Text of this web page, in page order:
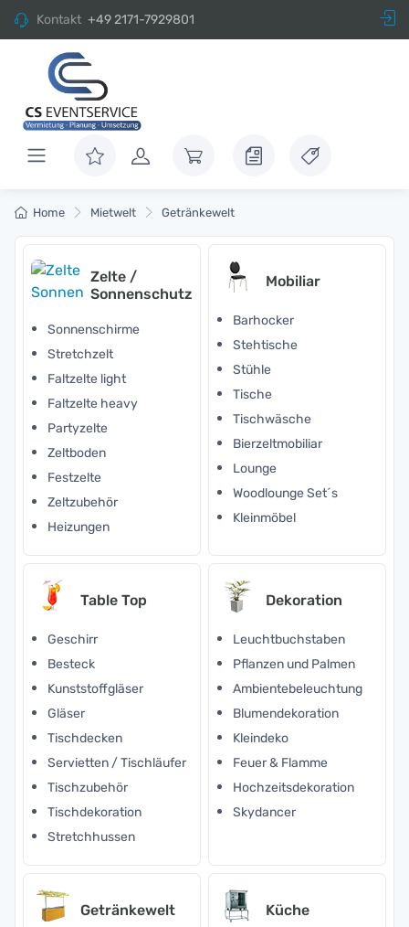
Kontakt +49 2171-7929801
Home Mietwelt Getränkewelt
Zelte /
Sonnenschutz
Sonnenschirme
Stretchzelt
Faltzelte light
Faltzelte heavy
Partyzelte
Zeltboden
Festzelte
Zeltzubehör
Heizungen
Mobiliar
Barhocker
Stehtische
Stühle
Tische
Tischwäsche
Bierzeltmobiliar
Lounge
Woodlounge Set´s
Kleinmöbel
Table Top
Geschirr
Besteck
Kunststoffgläser
Gläser
Tischdecken
Servietten / Tischläufer
Tischzubehör
Tischdekoration
Stretchhussen
Dekoration
Leuchtbuchstaben
Pflanzen und Palmen
Ambientebeleuchtung
Blumendekoration
Kleindeko
Feuer & Flamme
Hochzeitsdekoration
Skydancer
Getränkewelt Küche